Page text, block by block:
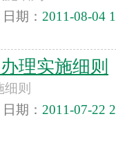
日期： 2011-08-04
理实施细则
则
日期： 2011-07-22